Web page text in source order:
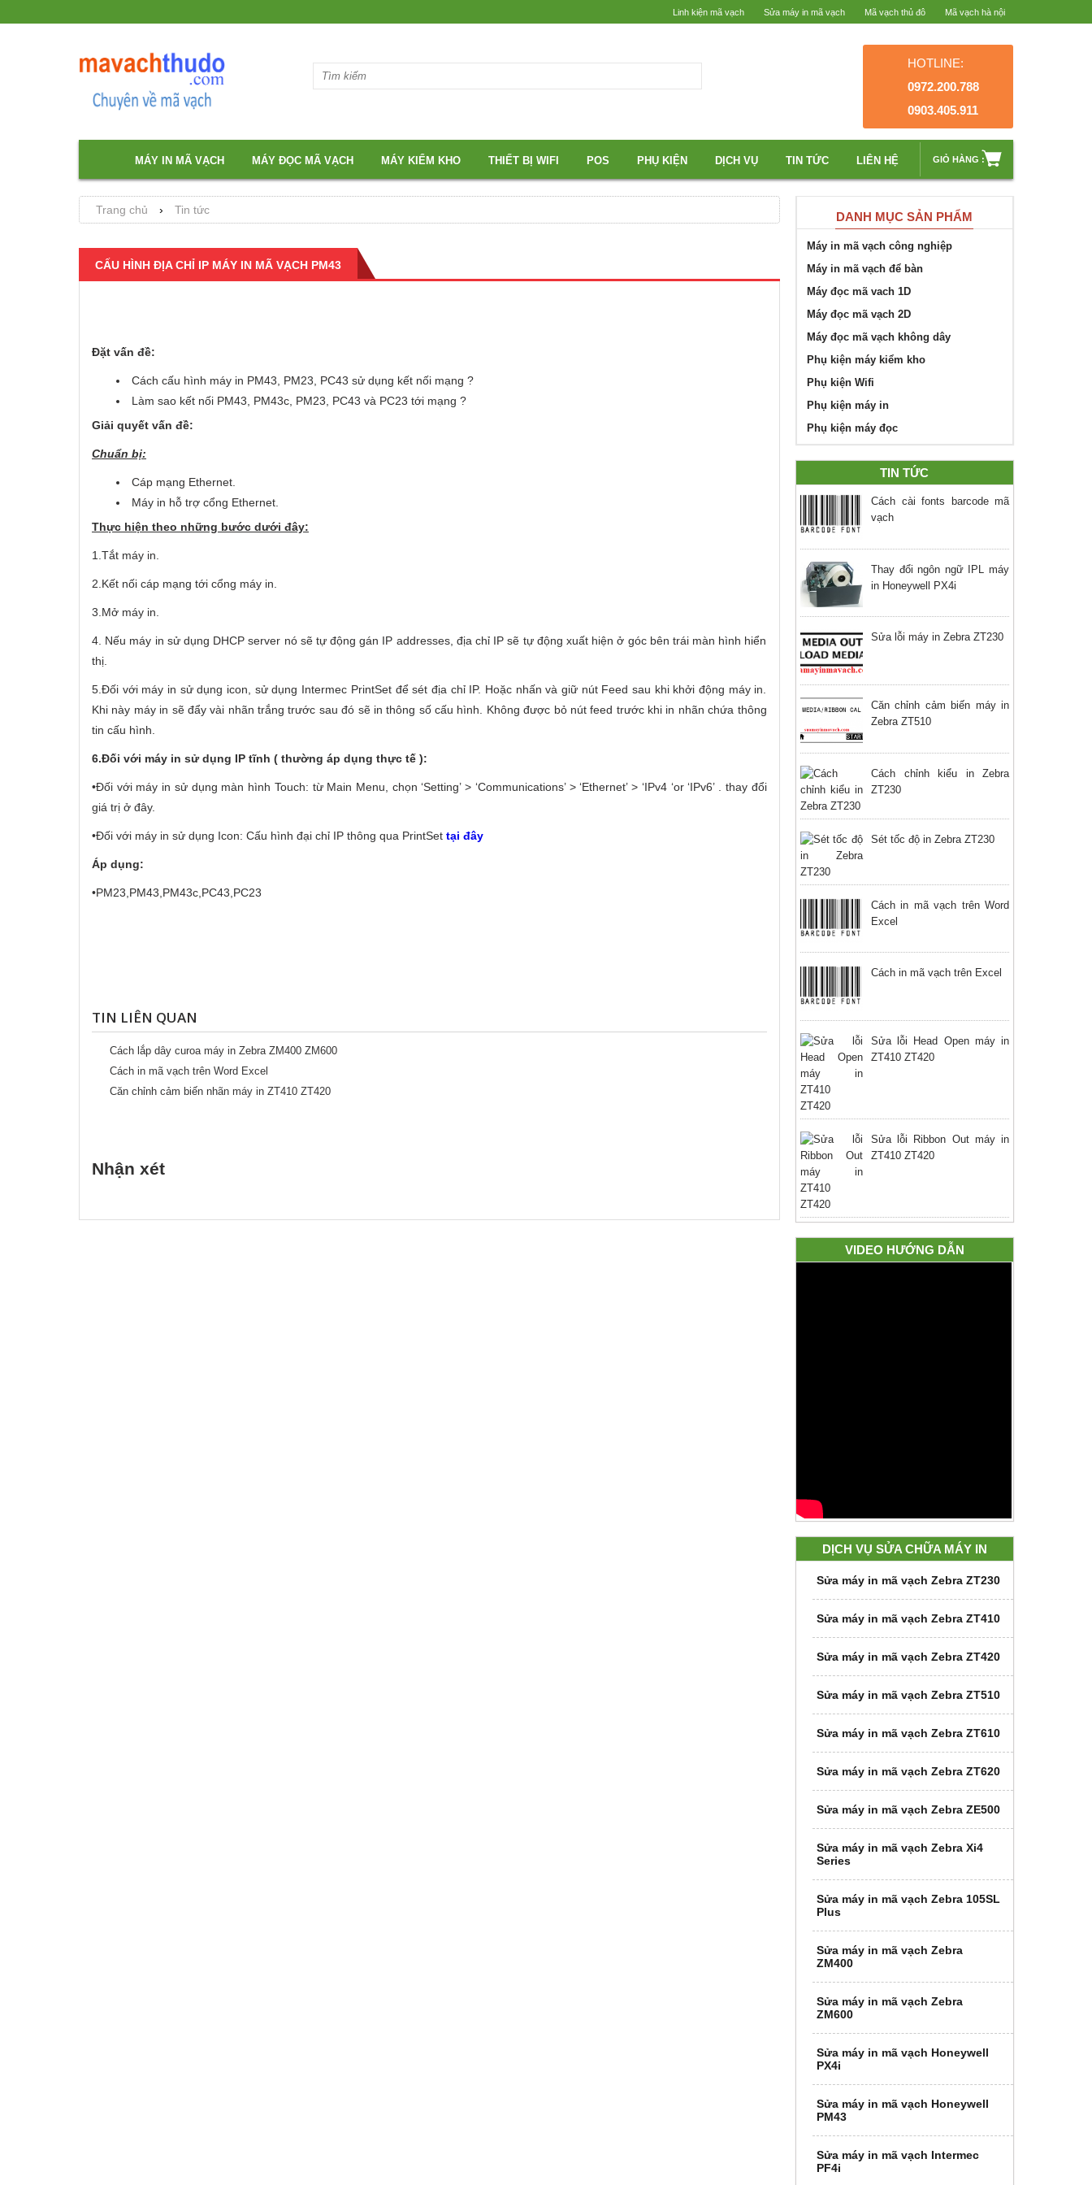
Linh kiện mã vạch Sửa máy in mã vạch Mã vạch thủ đô Mã vạch hà nội
HOTLINE:
0972.200.788
0903.405.911
MÁY IN MÃ VẠCH MÁY ĐỌC MÃ VẠCH MÁY KIỂM KHO THIẾT BỊ WIFI POS PHỤ KIỆN DỊCH VỤ TIN TỨC LIÊN HỆ GIỎ HÀNG :
Trang chủ › Tin tức
CẤU HÌNH ĐỊA CHỈ IP MÁY IN MÃ VẠCH PM43
Đặt vấn đề:
Cách cấu hình máy in PM43, PM23, PC43 sử dụng kết nối mạng ?
Làm sao kết nối PM43, PM43c, PM23, PC43 và PC23 tới mạng ?
Giải quyết vấn đề:
Chuẩn bị:
Cáp mạng Ethernet.
Máy in hỗ trợ cổng Ethernet.
Thực hiện theo những bước dưới đây:
1.Tắt máy in.
2.Kết nối cáp mạng tới cổng máy in.
3.Mở máy in.
4. Nếu máy in sử dụng DHCP server nó sẽ tự động gán IP addresses, địa chỉ IP sẽ tự động xuất hiện ở góc bên trái màn hình hiển
thị.
5.Đối với máy in sử dụng icon, sử dụng Intermec PrintSet để sét địa chỉ IP. Hoặc nhấn và giữ nút Feed sau khi khởi động máy in.
Khi này máy in sẽ đẩy vài nhãn trắng trước sau đó sẽ in thông số cấu hình. Không được bỏ nút feed trước khi in nhãn chứa thông
tin cấu hình.
6.Đối với máy in sử dụng IP tĩnh ( thường áp dụng thực tế ):
•Đối với máy in sử dụng màn hình Touch: từ Main Menu, chọn ‘Setting’ > ‘Communications’ > ‘Ethernet’ > ‘IPv4 ‘or ‘IPv6’ . thay đổi
giá trị ở đây.
•Đối với máy in sử dụng Icon: Cấu hình đại chỉ IP thông qua PrintSet tại đây
Áp dụng:
•PM23,PM43,PM43c,PC43,PC23
TIN LIÊN QUAN
Cách lắp dây curoa máy in Zebra ZM400 ZM600
Cách in mã vạch trên Word Excel
Căn chỉnh cảm biến nhãn máy in ZT410 ZT420
Nhận xét
DANH MỤC SẢN PHẨM
Máy in mã vạch công nghiệp
Máy in mã vạch để bàn
Máy đọc mã vach 1D
Máy đọc mã vạch 2D
Máy đọc mã vạch không dây
Phụ kiện máy kiểm kho
Phụ kiện Wifi
Phụ kiện máy in
Phụ kiện máy đọc
TIN TỨC
Cách cài fonts barcode mã
vạch
Thay đổi ngôn ngữ IPL máy
in Honeywell PX4i
Sửa lỗi máy in Zebra ZT230
Căn chỉnh cảm biến máy in
Zebra ZT510
Cách chỉnh kiểu in Zebra
ZT230
Sét tốc độ in Zebra ZT230
Cách in mã vạch trên Word
Excel
Cách in mã vạch trên Excel
Sửa lỗi Head Open máy in
ZT410 ZT420
Sửa lỗi Ribbon Out máy in
ZT410 ZT420
VIDEO HƯỚNG DẪN
DỊCH VỤ SỬA CHỮA MÁY IN
Sửa máy in mã vạch Zebra ZT230
Sửa máy in mã vạch Zebra ZT410
Sửa máy in mã vạch Zebra ZT420
Sửa máy in mã vạch Zebra ZT510
Sửa máy in mã vạch Zebra ZT610
Sửa máy in mã vạch Zebra ZT620
Sửa máy in mã vạch Zebra ZE500
Sửa máy in mã vạch Zebra Xi4
Series
Sửa máy in mã vạch Zebra 105SL
Plus
Sửa máy in mã vạch Zebra
ZM400
Sửa máy in mã vạch Zebra
ZM600
Sửa máy in mã vạch Honeywell
PX4i
Sửa máy in mã vạch Honeywell
PM43
Sửa máy in mã vạch Intermec
PF4i